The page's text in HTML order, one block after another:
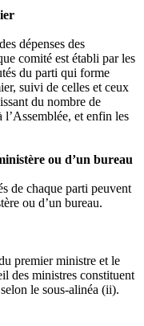
dépenses des
comité est établi par les
du parti qui forme
suivi de celles et ceux
du nombre de
l’Assemblée, et enfin les
ou d’un bureau
de chaque parti peuvent
ou d’un bureau.
premier ministre et le
des ministres constituent
le sous-alinéa (ii).